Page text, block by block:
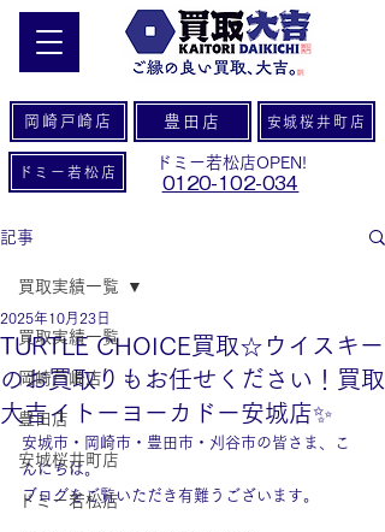
岡崎戸崎店 豊田店 安城桜井町店
ドミー若松店
ドミー若松店OPEN!
0120-102-034
記事
買取実績一覧
岡崎戸崎店
豊田店
安城桜井町店
ドミー若松店
買取実績一覧
TURTLE CHOICE買取☆ウイスキー
のお買取りもお任せください！買取
大吉イトーヨーカドー安城店✨
2025年10月23日
安城市・岡崎市・豊田市・刈谷市の皆さま、こ
んにちは。
ブログをご覧いただき有難うございます。